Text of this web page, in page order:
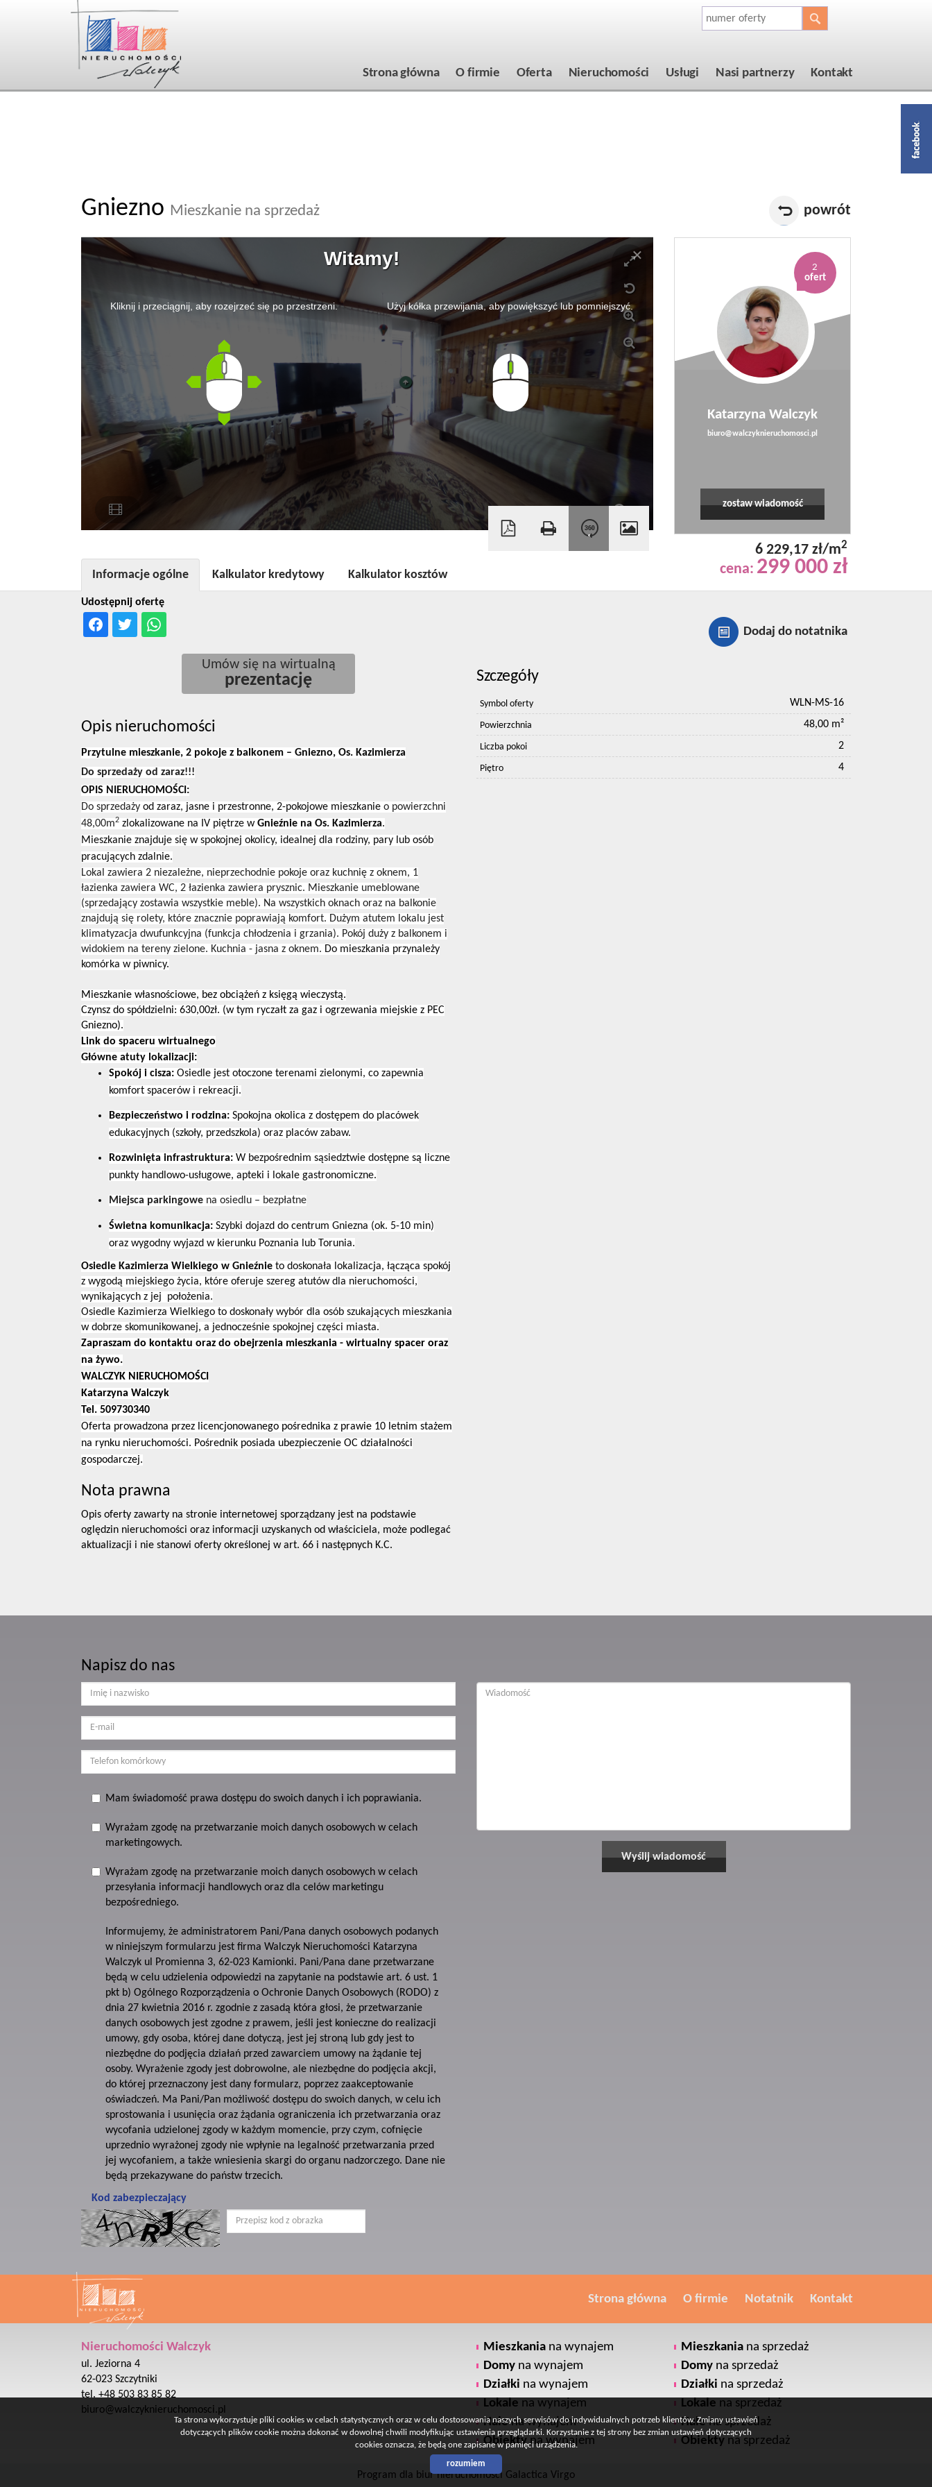
Strona główna O firmie Oferta Nieruchomości Usługi Nasi partnerzy Kontakt
Gniezno Mieszkanie na sprzedaż powrót
2
ofert
Katarzyna Walczyk
biuro@walczyknieruchomosci.pl
zostaw wiadomość
6 229,17 zł/m2
cena: 299 000 zł
Dodaj do notatnika
Udostępnij ofertę
Informacje ogólne Kalkulator kredytowy Kalkulator kosztów
Umów się na wirtualną
prezentację
Opis nieruchomości
Przytulne mieszkanie, 2 pokoje z balkonem – Gniezno, Os. Kazimierza
Do sprzedaży od zaraz!!!
OPIS NIERUCHOMOŚCI:
Do sprzedaży od zaraz, jasne i przestronne, 2-pokojowe mieszkanie o powierzchni
48,00m2 zlokalizowane na IV piętrze wGnieźnie na Os. Kazimierza.
Mieszkanie znajduje się w spokojnej okolicy, idealnej dla rodziny, pary lub osób
pracujących zdalnie.
Lokal zawiera 2 niezależne, nieprzechodnie pokoje oraz kuchnię z oknem, 1
łazienka zawiera WC, 2 łazienka zawiera prysznic. Mieszkanie umeblowane
(sprzedający zostawia wszystkie meble). Na wszystkich oknach oraz na balkonie
znajdują się rolety, które znacznie poprawiają komfort. Dużym atutem lokalu jest
klimatyzacja dwufunkcyjna (funkcja chłodzenia i grzania). Pokój duży z balkonem i
widokiem na tereny zielone. Kuchnia - jasna z oknem. Do mieszkania przynależy
komórka w piwnicy.
Mieszkanie własnościowe, bez obciążeń z księgą wieczystą.
Czynsz do spółdzielni: 630,00zł. (w tym ryczałt za gaz i ogrzewania miejskie z PEC
Gniezno).
Link do spaceru wirtualnego
Główne atuty lokalizacji:
Spokój i cisza: Osiedle jest otoczone terenami zielonymi, co zapewnia
komfort spacerów i rekreacji.
Bezpieczeństwo i rodzina: Spokojna okolica z dostępem do placówek
edukacyjnych (szkoły, przedszkola) oraz placów zabaw.
Rozwinięta infrastruktura: W bezpośrednim sąsiedztwie dostępne są liczne
punkty handlowo-usługowe, apteki i lokale gastronomiczne.
Miejsca parkingowe na osiedlu – bezpłatne
Świetna komunikacja: Szybki dojazd do centrum Gniezna (ok. 5-10 min)
oraz wygodny wyjazd w kierunku Poznania lub Torunia.
Osiedle Kazimierza Wielkiego w Gnieźnie to doskonała lokalizacja, łącząca spokój
z wygodą miejskiego życia, które oferuje szereg atutów dla nieruchomości,
wynikających z jej położenia.
Osiedle Kazimierza Wielkiego to doskonały wybór dla osób szukających mieszkania
w dobrze skomunikowanej, a jednocześnie spokojnej części miasta.
Zapraszam do kontaktu oraz do obejrzenia mieszkania - wirtualny spacer oraz
na żywo.
WALCZYK NIERUCHOMOŚCI
Katarzyna Walczyk
Tel. 509730340
Oferta prowadzona przez licencjonowanego pośrednika z prawie 10 letnim stażem
na rynku nieruchomości. Pośrednik posiada ubezpieczenie OC działalności
gospodarczej.
Nota prawna
Opis oferty zawarty na stronie internetowej sporządzany jest na podstawie
oględzin nieruchomości oraz informacji uzyskanych od właściciela, może podlegać
aktualizacji i nie stanowi oferty określonej w art. 66 i następnych K.C.
Szczegóły
Symbol oferty WLN-MS-16
Powierzchnia 48,00 m²
Liczba pokoi 2
Piętro 4
Napisz do nas
Mam świadomość prawa dostępu do swoich danych i ich poprawiania.
Wyrażam zgodę na przetwarzanie moich danych osobowych w celach
marketingowych.
Wyrażam zgodę na przetwarzanie moich danych osobowych w celach
przesyłania informacji handlowych oraz dla celów marketingu
bezpośredniego.
Informujemy, że administratorem Pani/Pana danych osobowych podanych
w niniejszym formularzu jest firma Walczyk Nieruchomości Katarzyna
Walczyk ul Promienna 3, 62-023 Kamionki. Pani/Pana dane przetwarzane
będą w celu udzielenia odpowiedzi na zapytanie na podstawie art. 6 ust. 1
pkt b) Ogólnego Rozporządzenia o Ochronie Danych Osobowych (RODO) z
dnia 27 kwietnia 2016 r. zgodnie z zasadą która głosi, że przetwarzanie
danych osobowych jest zgodne z prawem, jeśli jest konieczne do realizacji
umowy, gdy osoba, której dane dotyczą, jest jej stroną lub gdy jest to
niezbędne do podjęcia działań przed zawarciem umowy na żądanie tej
osoby. Wyrażenie zgody jest dobrowolne, ale niezbędne do podjęcia akcji,
do której przeznaczony jest dany formularz, poprzez zaakceptowanie
oświadczeń. Ma Pani/Pan możliwość dostępu do swoich danych, w celu ich
sprostowania i usunięcia oraz żądania ograniczenia ich przetwarzania oraz
wycofania udzielonej zgody w każdym momencie, przy czym, cofnięcie
uprzednio wyrażonej zgody nie wpłynie na legalność przetwarzania przed
jej wycofaniem, a także wniesienia skargi do organu nadzorczego. Dane nie
będą przekazywane do państw trzecich.
Kod zabezpieczający
Strona główna O firmie Notatnik Kontakt
Nieruchomości Walczyk
ul. Jeziorna 4
62-023 Szczytniki
tel. +48 503 83 85 82
biuro@walczyknieruchomosci.pl
Mieszkania na wynajem
Domy na wynajem
Działki na wynajem
Lokale na wynajem
Halena wynajem
Obiektyna wynajem
Mieszkania na sprzedaż
Domy na sprzedaż
Działki na sprzedaż
Lokale na sprzedaż
Halena sprzedaż
Obiekty na sprzedaż
Program dla biur nieruchomości Galactica Virgo
Ta strona wykorzystuje pliki cookies w celach statystycznych oraz w celu dostosowania naszych serwisów do indywidualnych potrzeb klientów. Zmiany ustawień
dotyczących plików cookie można dokonać w dowolnej chwili modyfikując ustawienia przeglądarki. Korzystanie z tej strony bez zmian ustawień dotyczących
cookies oznacza, że będą one zapisane w pamięci urządzenia.
rozumiem